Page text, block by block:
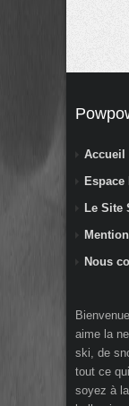
Accueil
Espace
Le Site
Nous
aime la
ski, de
tout ce
soyez à